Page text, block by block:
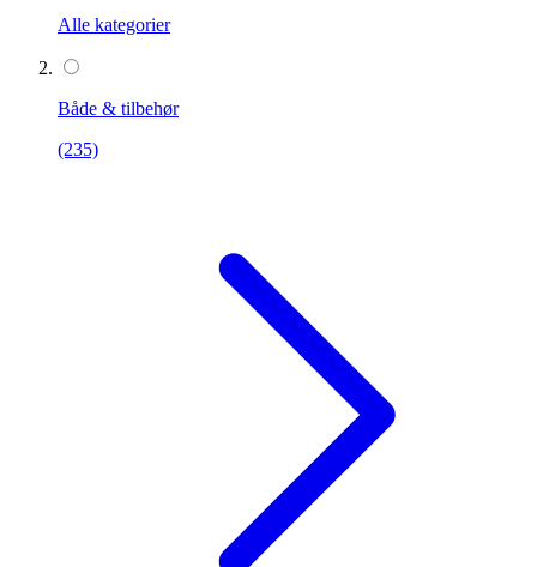
Alle kategorier
Både & tilbehør
(235)